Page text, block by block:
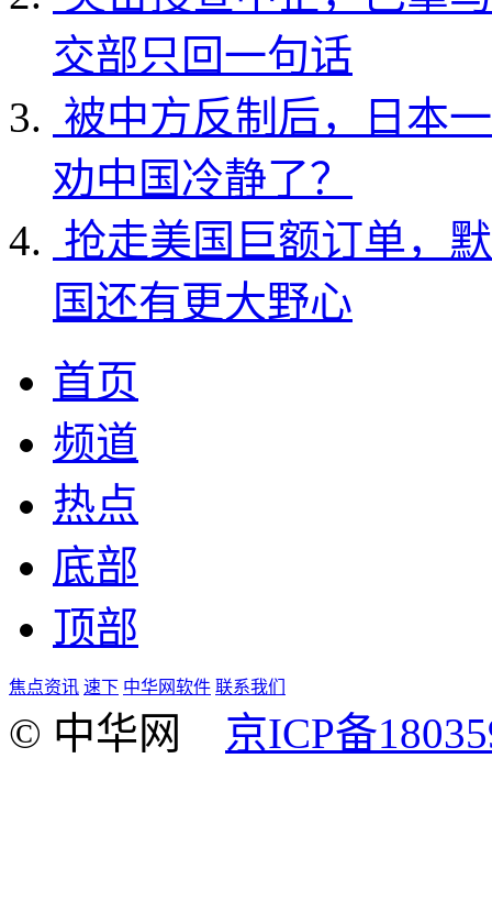
交部只回一句话
被中方反制后，日本
劝中国冷静了？
抢走美国巨额订单，
国还有更大野心
首页
频道
热点
底部
顶部
焦点资讯 速下 中华网软件 联系我们
© 中华网 京ICP备